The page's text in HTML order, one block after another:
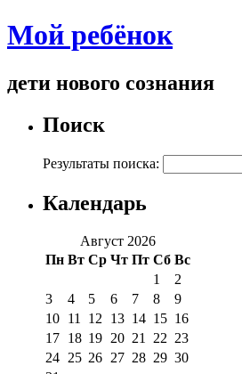
Мой ребёнок
дети нового сознания
Поиск
Результаты поиска:
Календарь
Август 2026
Пн Вт Ср Чт Пт Сб Вс
1
2
3
4 5 6 7 8
9
10 11 12 13 14 15 16
17 18 19 20 21 22 23
24 25 26 27 28 29 30